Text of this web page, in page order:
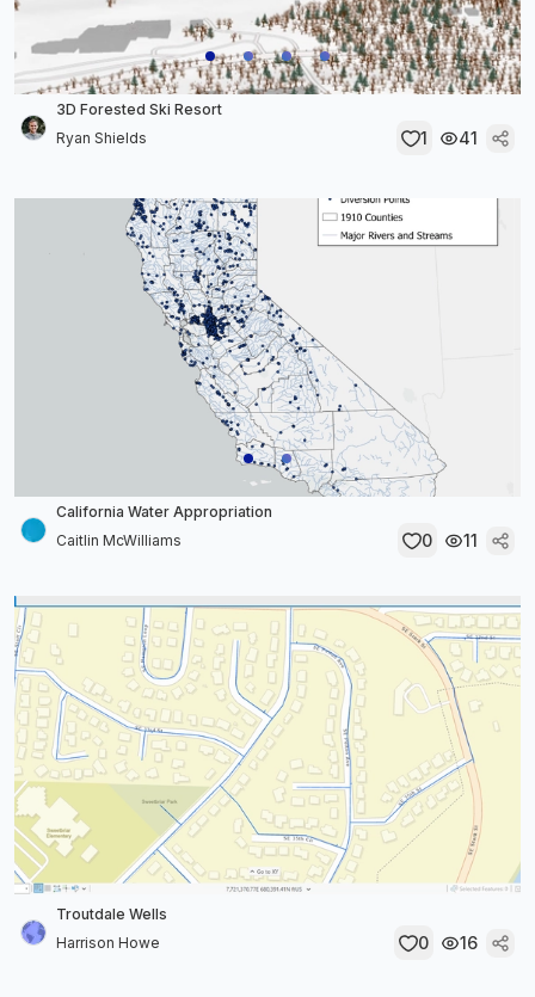
3D Forested Ski Resort
Ryan Shields
1 41
California Water Appropriation
Caitlin McWilliams
0 11
Troutdale Wells
Harrison Howe
0 16